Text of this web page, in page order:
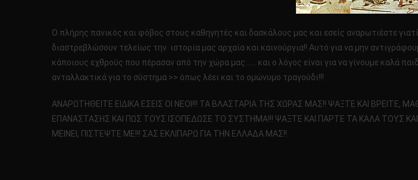
Ο πλήρης πανικός και φόβος στους καθηγητές και δασκάλους μας και εσείς αναρωτιέστε
διαστρεβλώσουν τελείως την ιστορία μας αρχαία και καινούργια!! Αυτό για να μην
κάποιους εχθρούς που πέρασαν από την χώρα μας…… και ο λόγος είναι για να γίνουμε καλά
ανταλλακτικά για το σύστημα >> όπως λέει και το ομώνυμο τραγούδι!!!
ΑΝΑΡΩΤΗΘΕΙΤΕ ΕΙΔΙΚΑ ΕΣΕΙΣ ΟΙ ΝΕΟΙ!!! ΤΑ ΒΛΑΣΤΑΡΙΑ ΤΗΣ ΧΩΡΑΣ ΜΑΣ!! ΨΑΞΤΕ ΚΑΙ ΒΡΕΙΤΕ,
ΕΠΑΝΑΣΤΑΣΗΣ ΚΑΙ ΠΩΣ ΤΟΥΣ ΙΣΟΠΕΔΩΣΕ ΤΟ ΣΥΣΤΗΜΑ!!! ΨΑΞΤΕ ΚΑΙ ΠΑΡΤΕ ΤΑ ΚΑΛΑ ΤΟΥΣ
ΜΕΙΝΕΙ, ΠΙΣΤΕΨΤΕ ΜΕ!!! ΣΑΣ ΕΚΛΙΠΑΡΩ ΓΙΑ ΤΗΝ ΕΛΛΑΔΑ ΜΑΣ!!